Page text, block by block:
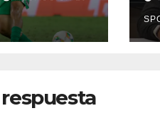
el
motivos